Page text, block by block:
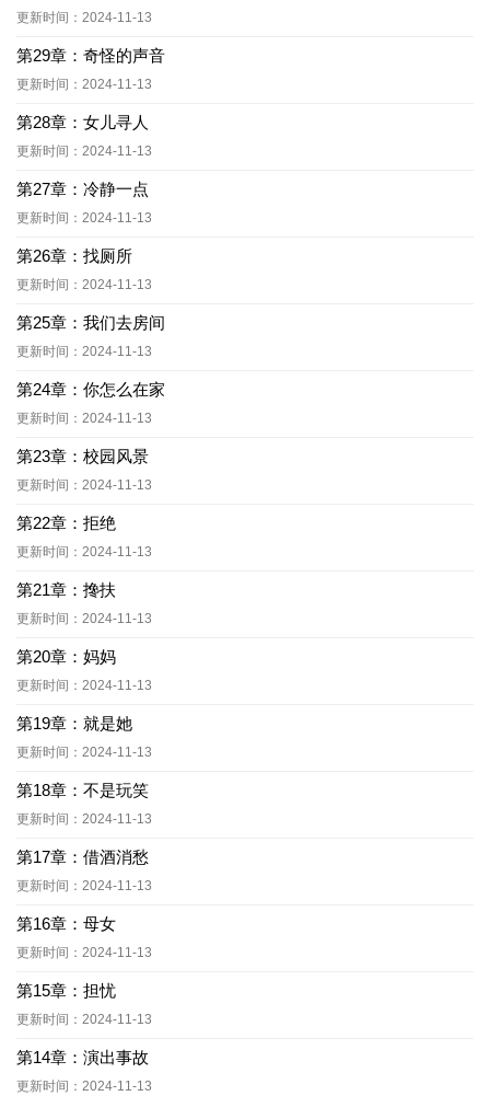
更新时间：2024-11-13
第29章：奇怪的声音
更新时间：2024-11-13
第28章：女儿寻人
更新时间：2024-11-13
第27章：冷静一点
更新时间：2024-11-13
第26章：找厕所
更新时间：2024-11-13
第25章：我们去房间
更新时间：2024-11-13
第24章：你怎么在家
更新时间：2024-11-13
第23章：校园风景
更新时间：2024-11-13
第22章：拒绝
更新时间：2024-11-13
第21章：搀扶
更新时间：2024-11-13
第20章：妈妈
更新时间：2024-11-13
第19章：就是她
更新时间：2024-11-13
第18章：不是玩笑
更新时间：2024-11-13
第17章：借酒消愁
更新时间：2024-11-13
第16章：母女
更新时间：2024-11-13
第15章：担忧
更新时间：2024-11-13
第14章：演出事故
更新时间：2024-11-13